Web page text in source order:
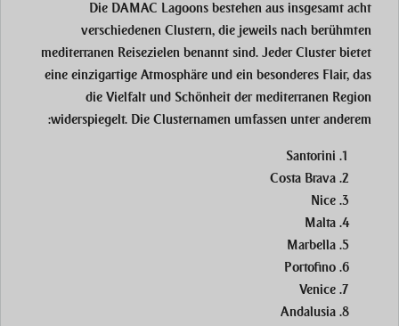
Die DAMAC Lagoons bestehen aus insgesamt acht
verschiedenen Clustern, die jeweils nach berühmten
mediterranen Reisezielen benannt sind. Jeder Cluster bietet
eine einzigartige Atmosphäre und ein besonderes Flair, das
die Vielfalt und Schönheit der mediterranen Region
widerspiegelt. Die Clusternamen umfassen unter anderem:
Santorini
Costa Brava
Nice
Malta
Marbella
Portofino
Venice
Andalusia